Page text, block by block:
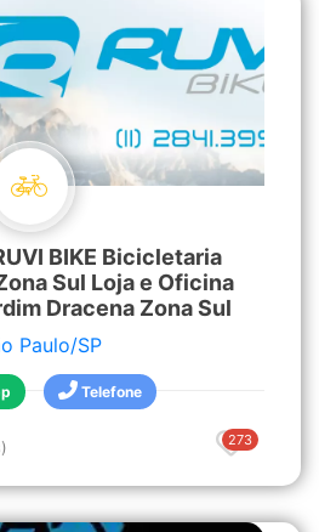
BIKE Bicicletaria
Sul Loja e Oficina
Dracena Zona Sul
Paulo/SP
Telefone
273